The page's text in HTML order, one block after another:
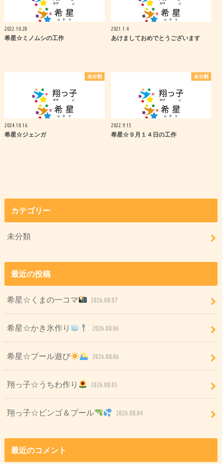
2022.10.28
希星☆ミノムシの工作
2021.1.4
あけましておめでとうございます
未分類
2024.10.16
希星☆ジェンガ
未分類
2022.9.15
希星☆９月１４日の工作
カテゴリー
未分類
最近の投稿
希星☆くまの一コマ 2026.08.07
希星☆かき氷作り 2026.08.06
希星☆プール遊び 2026.08.06
翔っ子☆うちわ作り 2026.08.05
翔っ子☆ビンゴ＆プール 2026.08.04
最近のコメント